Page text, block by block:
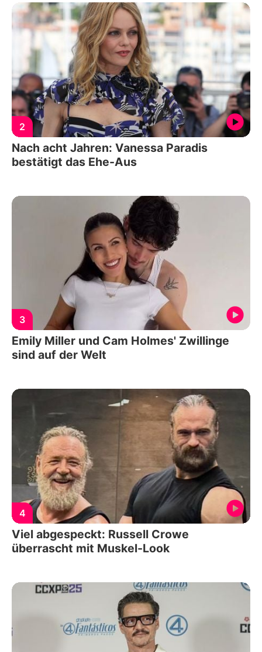
2
Nach acht Jahren: Vanessa Paradis
bestätigt das Ehe-Aus
3
Emily Miller und Cam Holmes' Zwillinge
sind auf der Welt
4
Viel abgespeckt: Russell Crowe
überrascht mit Muskel-Look